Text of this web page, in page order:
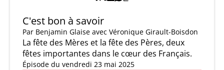
C'est bon à savoir
Par Benjamin Glaise avec Véronique Girault-Boisdon
La fête des Mères et la fête des Pères, deux
fêtes importantes dans le cœur des Français.
Épisode du vendredi 23 mai 2025